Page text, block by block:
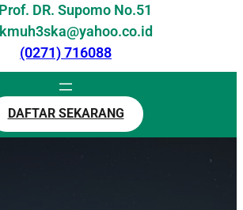
DR. Supomo No.51
(0271) 716088
DAFTAR SEKARANG